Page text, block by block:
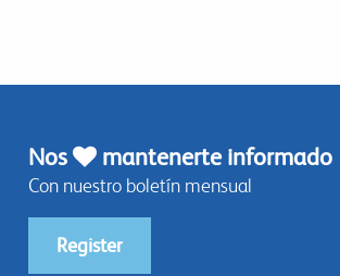
Nos mantenerte informado
Con nuestro boletín mensual
Register